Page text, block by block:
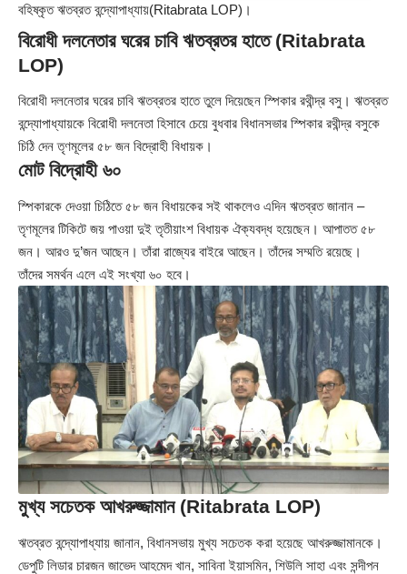
বহিষ্কৃতঋতব্রত বন্দ্যোপাধ্যায়(Ritabrata LOP)।
বিরোধী দলনেতার ঘরের চাবি ঋতব্রতর হাতে (Ritabrata
LOP)
বিরোধী দলনেতার ঘরের চাবি ঋতব্রতর হাতে তুলে দিয়েছেন স্পিকার রথীন্দ্র বসু। ঋতব্রত
বন্দ্যোপাধ্যায়কে বিরোধী দলনেতা হিসাবে চেয়ে বুধবার বিধানসভার স্পিকার রথীন্দ্র বসুকে
চিঠি দেন তৃণমূলের ৫৮ জন বিদ্রোহী বিধায়ক।
মোট বিদ্রোহী ৬০
স্পিকারকে দেওয়া চিঠিতে ৫৮ জন বিধায়কের সই থাকলেও এদিন ঋতব্রত জানান –
তৃণমূলের টিকিটে জয় পাওয়া দুই তৃতীয়াংশ বিধায়ক ঐক্যবদ্ধ হয়েছেন। আপাতত ৫৮
জন। আরও দু’জন আছেন। তাঁরা রাজ্যের বাইরে আছেন। তাঁদের সম্মতি রয়েছে।
তাঁদের সমর্থন এলে এই সংখ্যা ৬০ হবে।
মুখ্য সচেতক আখরুজ্জামান (Ritabrata LOP)
ঋতব্রত বন্দ্যোপাধ্যায় জানান, বিধানসভায় মুখ্য সচেতক করা হয়েছে আখরুজ্জামানকে।
ডেপুটি লিডার চারজন জাভেদ আহমেদ খান, সাবিনা ইয়াসমিন, শিউলি সাহা এবং সন্দীপন